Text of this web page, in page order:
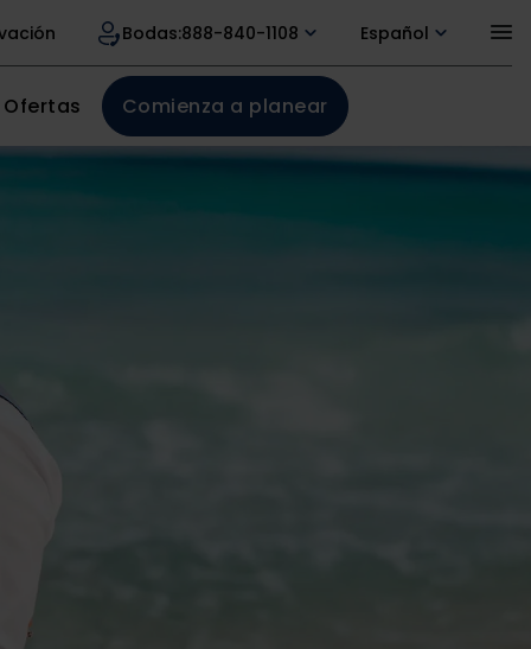
Bodas:888-840-1108 Español
Ofertas Comienza a planear